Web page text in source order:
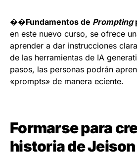
��Fundamentos de Prompting
en este nuevo curso, se ofrece
aprender a dar instrucciones
de las herramientas de IA
pasos, las personas podrán
«prompts» de manera eciente.
Formarse para
historia de Jeison